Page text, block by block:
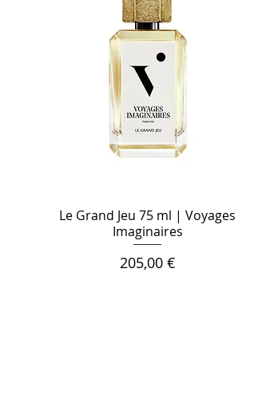
Le Grand Jeu 75 ml | Voyages
Imaginaires
Цена
205,00 €